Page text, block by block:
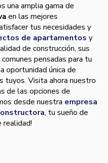
una amplia gama de
en las mejores
tus necesidades y
de apartamentos y
de construcción, sus
pensadas para tu
oportunidad única de
tuyos. Visita ahora nuestro
de las opciones de
desde nuestra empresa
, tu sueño de
realidad!